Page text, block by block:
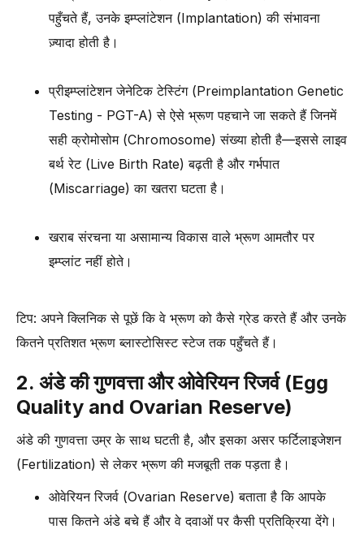
पहुँचते हैं, उनके इम्प्लांटेशन (Implantation) की संभावना
ज़्यादा होती है।
प्रीइम्प्लांटेशन जेनेटिक टेस्टिंग (Preimplantation Genetic
Testing - PGT-A) से ऐसे भ्रूण पहचाने जा सकते हैं जिनमें
सही क्रोमोसोम (Chromosome) संख्या होती है—इससे लाइव
बर्थ रेट (Live Birth Rate) बढ़ती है और गर्भपात
(Miscarriage) का खतरा घटता है।
खराब संरचना या असामान्य विकास वाले भ्रूण आमतौर पर
इम्प्लांट नहीं होते।
टिप: अपने क्लिनिक से पूछें कि वे भ्रूण को कैसे ग्रेड करते हैं और उनके
कितने प्रतिशत भ्रूण ब्लास्टोसिस्ट स्टेज तक पहुँचते हैं।
2. अंडे की गुणवत्ता और ओवेरियन रिजर्व (Egg
Quality and Ovarian Reserve)
अंडे की गुणवत्ता उम्र के साथ घटती है, और इसका असर फर्टिलाइजेशन
(Fertilization) से लेकर भ्रूण की मजबूती तक पड़ता है।
ओवेरियन रिजर्व (Ovarian Reserve) बताता है कि आपके
पास कितने अंडे बचे हैं और वे दवाओं पर कैसी प्रतिक्रिया देंगे।